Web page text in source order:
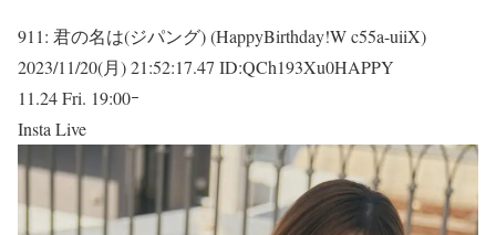
911: 君の名は(ジパング) (HappyBirthday!W c55a-uiiX)
2023/11/20(月) 21:52:17.47 ID:QCh193Xu0HAPPY
11.24 Fri. 19:00ｰ
Insta Live